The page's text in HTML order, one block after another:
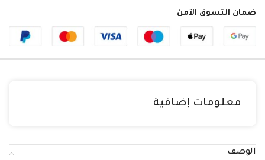
ضمان التسوق الآمن
معلومات إضافية
الوصف